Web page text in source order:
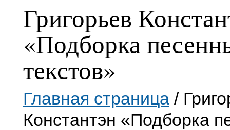
Григорьев
«Подборка
текстов»
Главная страница /
Константэн «Подборка